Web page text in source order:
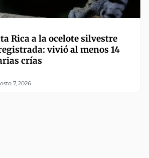
Rica a la ocelote silvestre
vivió al menos 14
crías
7, 2026